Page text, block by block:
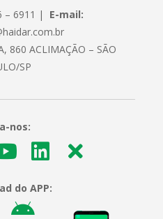
– 6911 | E-mail:
860 ACLIMAÇÃO – SÃO
SP
nos:
do APP: